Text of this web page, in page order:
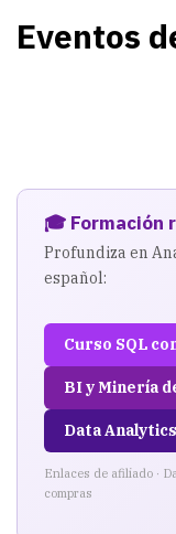
Eventos
🎓 Formación
Profundiza en
español:
Curso SQL
BI y Minería
Data
Enlaces de afiliado ·
compras